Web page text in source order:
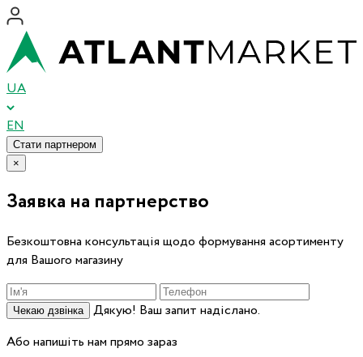
UA
EN
Стати партнером
×
Заявка на партнерство
Безкоштовна консультація щодо формування асортименту
для Вашого магазину
Чекаю дзвінка
Дякую! Ваш запит надіслано.
Або напишіть нам прямо зараз